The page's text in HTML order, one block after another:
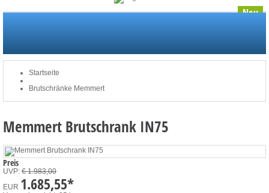
Startseite
Brutschränke Memmert
Memmert Brutschrank IN75
Neu
Preis
UVP: € 1.983,00
EUR 1.685,55*